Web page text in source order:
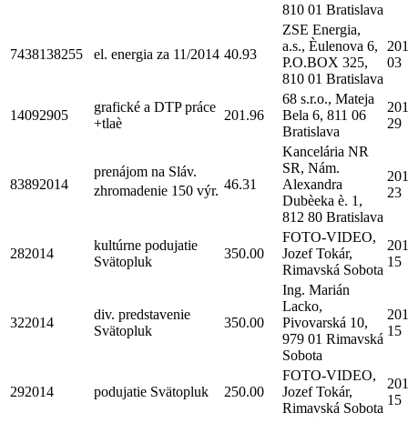
810 01 Bratislava
7438138255 el. energia za 11/2014 40.93
ZSE Energia,
a.s., Èulenova 6,
P.O.BOX 325,
810 01 Bratislava
03
14092905
grafické a DTP práce
+tlaè
201.96
68 s.r.o., Mateja
Bela 6, 811 06
Bratislava
29
83892014
prenájom na Sláv.
zhromadenie 150 výr. 46.31
Kancelária NR
SR, Nám.
Alexandra
Dubèeka è. 1,
812 80 Bratislava
23
282014
kultúrne podujatie
Svätopluk
350.00
FOTO-VIDEO,
Jozef Tokár,
Rimavská Sobota
15
322014
div. predstavenie
Svätopluk
350.00
Ing. Marián
Lacko,
Pivovarská 10,
979 01 Rimavská
Sobota
15
292014 podujatie Svätopluk 250.00
FOTO-VIDEO,
Jozef Tokár,
Rimavská Sobota
15